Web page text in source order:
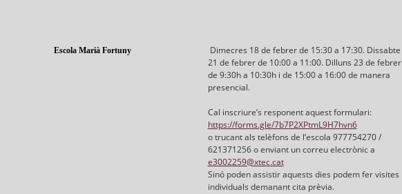
Escola Marià Fortuny
Dimecres 18 de febrer de 15:30 a 17:30. Dissabte
21 de febrer de 10:00 a 11:00. Dilluns 23 de febrer
de 9:30h a 10:30h i de 15:00 a 16:00 de manera
presencial.
Cal inscriure’s responent aquest formulari:
https://forms.gle/7b7P2XPtmL9H7hvn6
o trucant als telèfons de l’escola 977754270 /
621371256 o enviant un correu electrònic a
e3002259@xtec.cat
Sinó poden assistir aquests dies podem fer visites
individuals demanant cita prèvia.